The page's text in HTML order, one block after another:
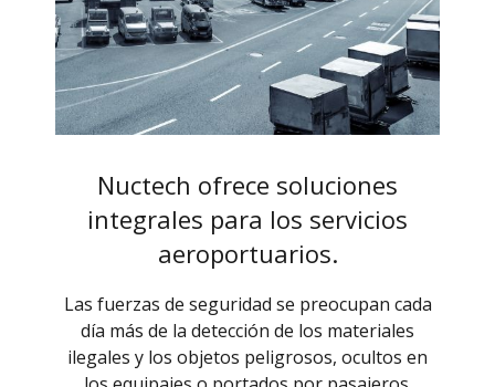
Nuctech ofrece soluciones
integrales para los servicios
aeroportuarios.
Las fuerzas de seguridad se preocupan cada
día más de la detección de los materiales
ilegales y los objetos peligrosos, ocultos en